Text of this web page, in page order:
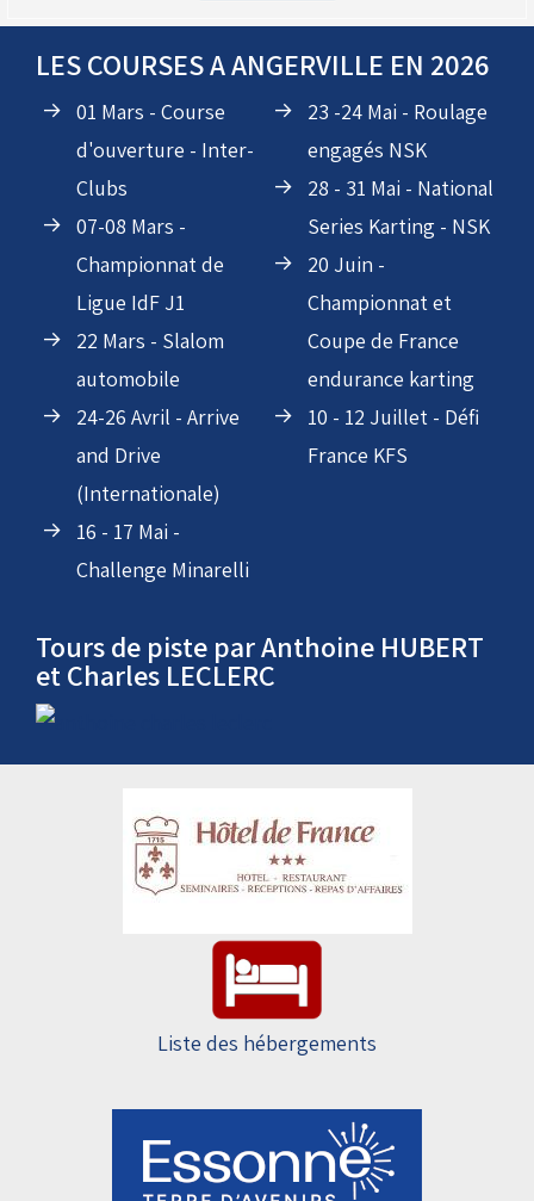
Droit de piste annuel autre club : voir avec le RKO
sur le circuit
A ANGERVILLE
LES COURSES A ANGERVILLE EN 2026
01 Mars - Course
d'ouverture - Inter-
Clubs
07-08 Mars -
Championnat de
Ligue IdF J1
22 Mars - Slalom
automobile
24-26 Avril - Arrive
and Drive
(Internationale)
Challenge Minarelli
23 -24 Mai - Roulage
engagés NSK
28 - 31 Mai - National
Series Karting - NSK
20 Juin -
Championnat et
Coupe de France
endurance karting
Tours de piste par Anthoine HUBERT
Liste des hébergements